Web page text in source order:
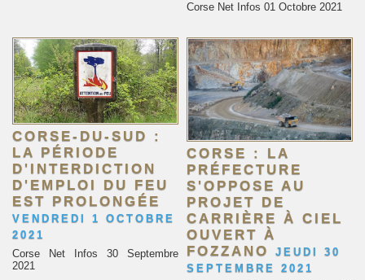
Corse Net Infos 01 Octobre 2021
CORSE-DU-SUD :
LA PÉRIODE
D'INTERDICTION
D'EMPLOI DU FEU
EST PROLONGÉE
VENDREDI 1 OCTOBRE
2021
Corse Net Infos 30 Septembre
2021
CORSE : LA
PRÉFECTURE
S'OPPOSE AU
PROJET DE
CARRIÈRE À CIEL
OUVERT À
FOZZANO
JEUDI 30
SEPTEMBRE 2021